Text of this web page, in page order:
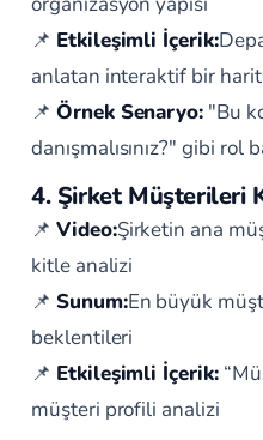
📌 Etkileşimli İçerik:
anlatan interaktif bir
📌 Örnek Senaryo: "Bu
danışmalısınız?" gibi rol
4. Şirket Müşterileri
📌 Video:Şirketin ana
kitle analizi
📌 Sunum:En büyük
beklentileri
📌 Etkileşimli İçerik:
müşteri profili analizi